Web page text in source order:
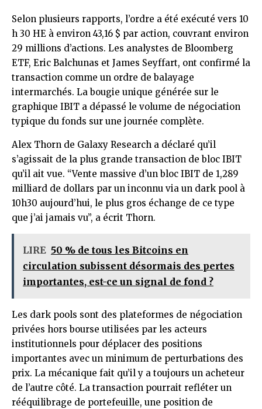
Selon plusieurs rapports, l’ordre a été exécuté vers 10
h 30 HE à environ 43,16 $ par action, couvrant environ
29 millions d’actions. Les analystes de Bloomberg
ETF, Eric Balchunas et James Seyffart, ont confirmé la
transaction comme un ordre de balayage
intermarchés. La bougie unique générée sur le
graphique IBIT a dépassé le volume de négociation
typique du fonds sur une journée complète.
Alex Thorn de Galaxy Research a déclaré qu’il
s’agissait de la plus grande transaction de bloc IBIT
qu’il ait vue. “Vente massive d’un bloc IBIT de 1,289
milliard de dollars par un inconnu via un dark pool à
10h30 aujourd’hui, le plus gros échange de ce type
que j’ai jamais vu”, a écrit Thorn.
LIRE 50 % de tous les Bitcoins en
circulation subissent désormais des pertes
importantes, est-ce un signal de fond ?
Les dark pools sont des plateformes de négociation
privées hors bourse utilisées par les acteurs
institutionnels pour déplacer des positions
importantes avec un minimum de perturbations des
prix. La mécanique fait qu’il y a toujours un acheteur
de l’autre côté. La transaction pourrait refléter un
rééquilibrage de portefeuille, une position de